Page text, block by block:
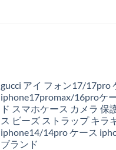
gucci アイ フォン17/17pro
iphone17promax/16proケ
ド スマホケース カメラ 保
ス ビーズ ストラップ キラ
iphone14/14pro ケース
ブランド